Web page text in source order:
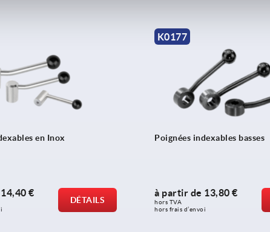
en Inox
14,40 €
DÉTAILS
K0177
Poignées indexables basses
à partir de 13,80 €
hors TVA
hors frais d’envoi